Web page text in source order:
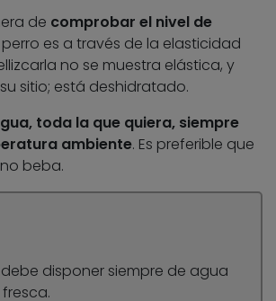
de comprobar el nivel de
es a través de la elasticidad
no se muestra elástica, y
sitio; está deshidratado.
toda la que quiera, siempre
ambiente. Es preferible que
beba.
debe disponer siempre de agua